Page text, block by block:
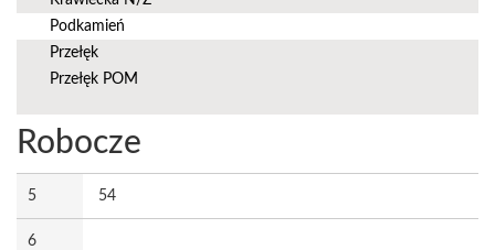
Podkamień
Przełęk
Przełęk POM
Robocze
5 54
6